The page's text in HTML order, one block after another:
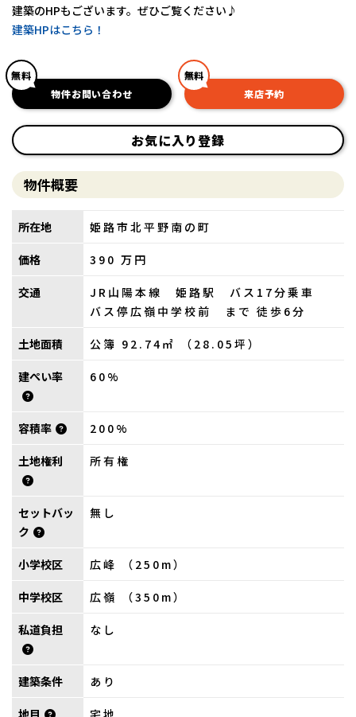
建築のHPもございます。ぜひご覧ください♪
建築HPはこちら！
無料
物件お問い合わせ
無料
来店予約
お気に入り登録
物件概要
所在地 姫路市北平野南の町
価格 390 万円
交通
JR山陽本線 姫路駅 バス17分乗車
バス停広嶺中学校前 まで 徒歩6分
土地面積 公簿 92.74㎡ （28.05坪）
建ぺい率 60%
容積率 200%
土地権利 所有権
セットバッ
ク
無し
小学校区 広峰 （250m）
中学校区 広嶺 （350m）
私道負担 なし
建築条件 あり
地目 宅地